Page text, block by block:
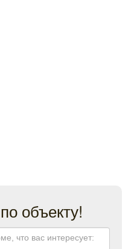
объекту!